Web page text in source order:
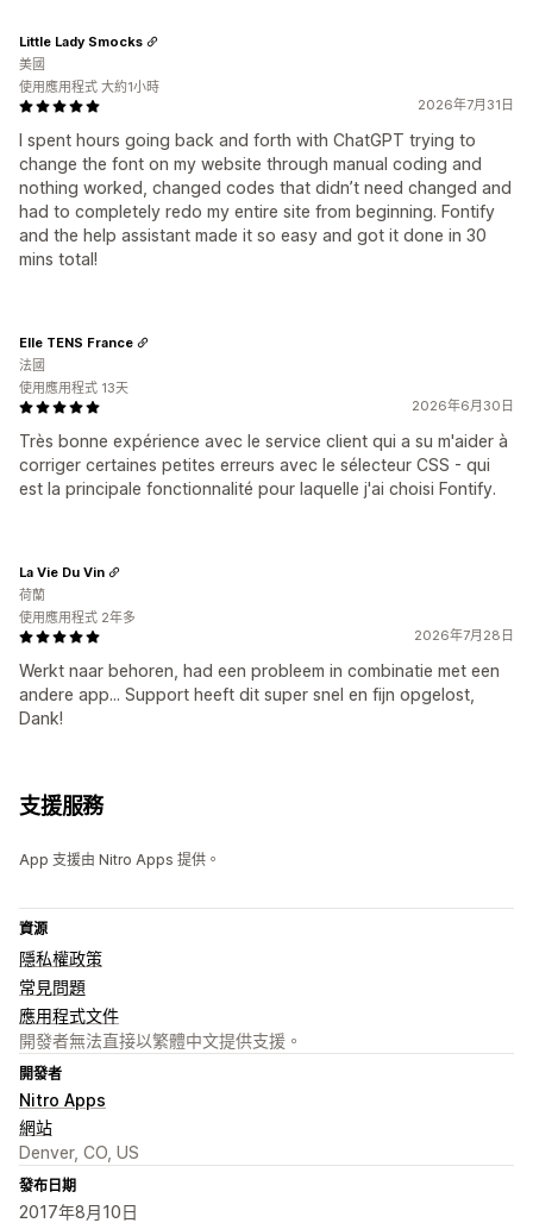
2026年7月31日
I spent hours going back and forth with ChatGPT trying to
change the font on my website through manual coding and
nothing worked, changed codes that didn’t need changed and
had to completely redo my entire site from beginning. Fontify
and the help assistant made it so easy and got it done in 30
mins total!
Little Lady Smocks
美國
使用應用程式 大約1小時
2026年6月30日
Très bonne expérience avec le service client qui a su m'aider à
corriger certaines petites erreurs avec le sélecteur CSS - qui
est la principale fonctionnalité pour laquelle j'ai choisi Fontify.
Elle TENS France
法國
使用應用程式 13天
2026年7月28日
Werkt naar behoren, had een probleem in combinatie met een
andere app... Support heeft dit super snel en fijn opgelost,
Dank!
La Vie Du Vin
荷蘭
使用應用程式 2年多
支援服務
App 支援由 Nitro Apps 提供。
資源
隱私權政策
常見問題
應用程式文件
開發者無法直接以繁體中文提供支援。
開發者
Nitro Apps
網站
Denver, CO, US
發布日期
2017年8月10日